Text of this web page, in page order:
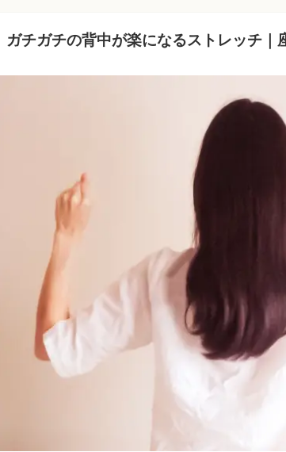
ガチガチの背中が楽になるストレッチ｜